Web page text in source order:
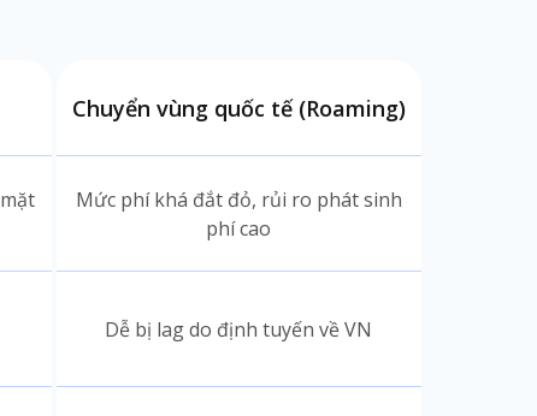
Chuyển vùng quốc tế (Roaming)
Mức phí khá đắt đỏ, rủi ro phát sinh
phí cao
Dễ bị lag do định tuyến về VN